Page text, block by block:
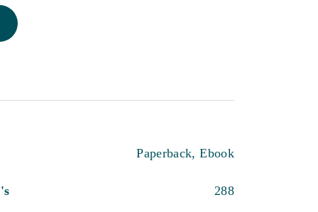
Paperback, Ebook
288